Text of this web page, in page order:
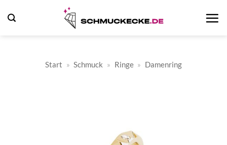
Inhalt
Start » Schmuck » Ringe » Damenring